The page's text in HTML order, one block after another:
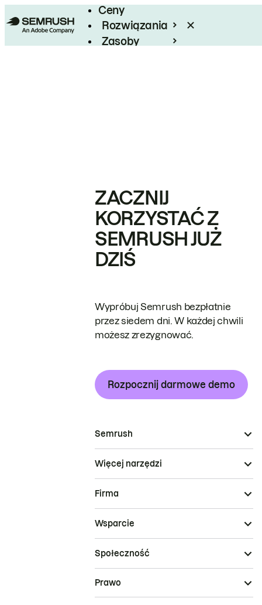
Ceny
Rozwiązania
Zasoby
ZACZNIJ
KORZYSTAĆ Z
SEMRUSH JUŻ
DZIŚ
Wypróbuj Semrush bezpłatnie
przez siedem dni. W każdej chwili
możesz zrezygnować.
Rozpocznij darmowe demo
Semrush
Więcej narzędzi
Firma
Wsparcie
Społeczność
Prawo